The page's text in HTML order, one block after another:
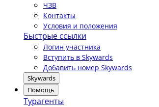
ЧЗВ
Контакты
Условия и положения
Быстрые ссылки
Логин участника
Вступить в Skywards
Добавить номер Skywards
Skywards
Помощь
Турагенты